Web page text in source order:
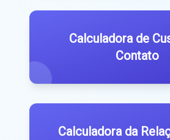
Calculadora de
Contato
Calculadora da